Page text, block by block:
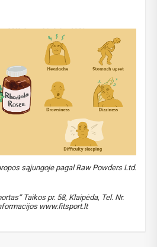
sąjungoje pagal Raw Powders Ltd.
Taikos pr. 58, Klaipėda, Tel. Nr.
www.fitsport.lt
kodąapsipirkimui (daugeliui